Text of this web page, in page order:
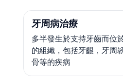
牙周病治療
多半發生於支持牙齒而位
的組織，包括牙齦，牙周
骨等的疾病